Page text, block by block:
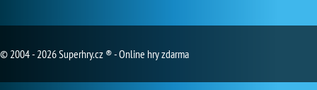
© 2004 - 2026 Superhry.cz ® - Online hry zdarma